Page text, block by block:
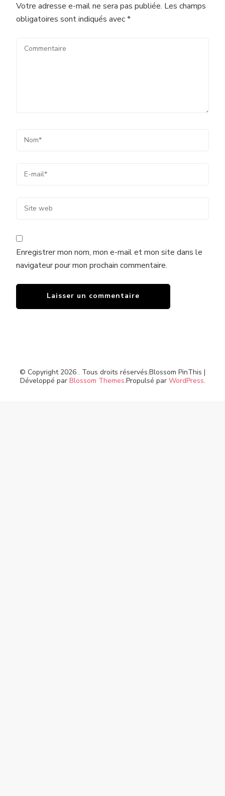
Votre adresse e-mail ne sera pas publiée. Les champs
obligatoires sont indiqués avec*
Enregistrer mon nom, mon e-mail et mon site dans le
navigateur pour mon prochain commentaire.
© Copyright 2026 . Tous droits réservés.Blossom PinThis |
Développé par Blossom Themes.Propulsé par WordPress.